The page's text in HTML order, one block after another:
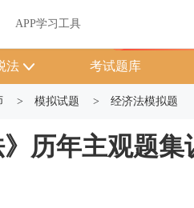
于我们 帮助中心
APP学习工具
法 考试题库
> 模拟试题 > 经济法模拟题
历年主观题集